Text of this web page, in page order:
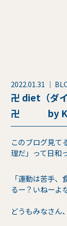
2022.01.31 ｜
卍 diet（ダ
卍 by K
このブログ見て
理だ」って日和
「運動は苦手
るー？いねーよ
どうもみなさん